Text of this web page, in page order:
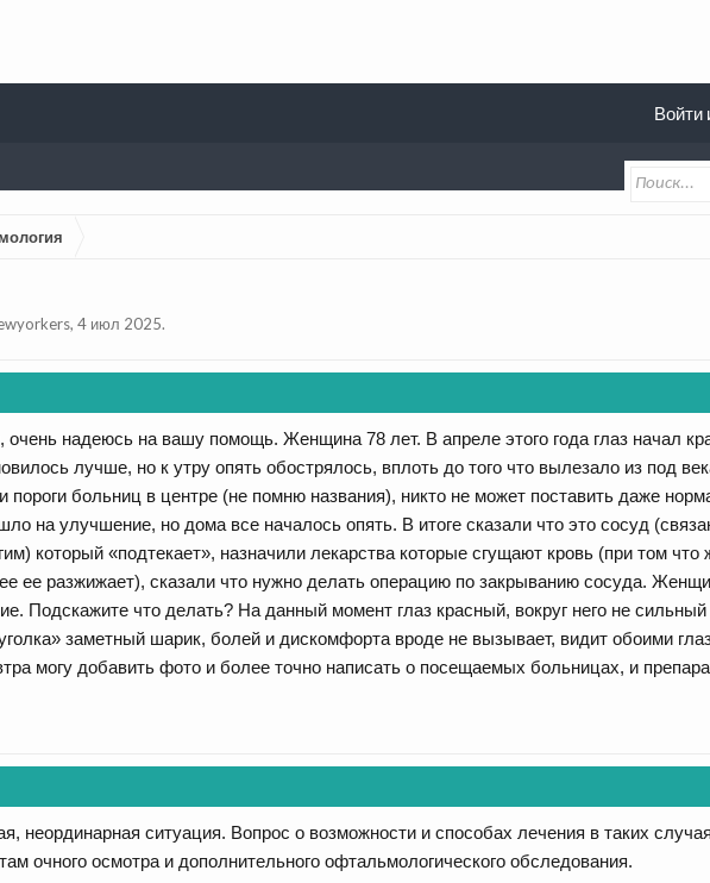
, 4 июл 2025.
надеюсь на вашу помощь. Женщина 78 лет. В апреле этого года глаз начал
лучше, но к утру опять обострялось, вплоть до того что вылезало из под
пороги больниц в центре (не помню названия), никто не может поставить даже
на улучшение, но дома все началось опять. В итоге сказали что это сосуд
который «подтекает», назначили лекарства которые сгущают кровь (при том
ее разжижает), сказали что нужно делать операцию по закрыванию сосуда.
Подскажите что делать? На данный момент глаз красный, вокруг него не
заметный шарик, болей и дискомфорта вроде не вызывает, видит обоими
могу добавить фото и более точно написать о посещаемых больницах, и
неординарная ситуация. Вопрос о возможности и способах лечения в таких
очного осмотра и дополнительного офтальмологического обследования.
Войти